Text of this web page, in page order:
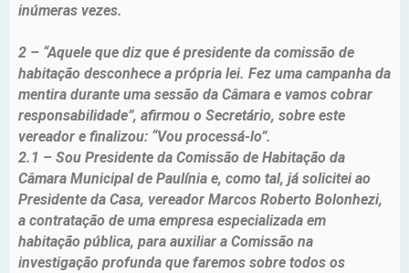
inúmeras vezes.
2 – “Aquele que diz que é presidente da comissão de
habitação desconhece a própria lei. Fez uma campanha da
mentira durante uma sessão da Câmara e vamos cobrar
responsabilidade”, afirmou o Secretário, sobre este
vereador e finalizou: “Vou processá-lo”.
2.1 – Sou Presidente da Comissão de Habitação da
Câmara Municipal de Paulínia e, como tal, já solicitei ao
Presidente da Casa, vereador Marcos Roberto Bolonhezi,
a contratação de uma empresa especializada em
habitação pública, para auxiliar a Comissão na
investigação profunda que faremos sobre todos os